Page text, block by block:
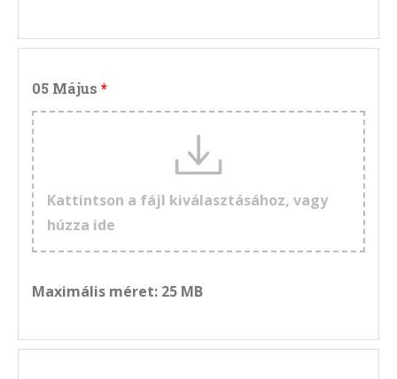
05 Május
Kattintson a fájl kiválasztásához, vagy
húzza ide
Maximális méret: 25 MB